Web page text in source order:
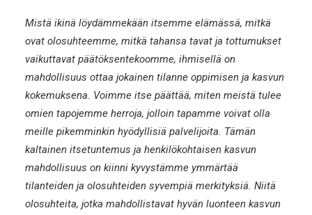
Mistä ikinä löydämmekään itsemme elämässä, mitkä
ovat olosuhteemme, mitkä tahansa tavat ja tottumukset
vaikuttavat päätöksentekoomme, ihmisellä on
mahdollisuus ottaa jokainen tilanne oppimisen ja kasvun
kokemuksena. Voimme itse päättää, miten meistä tulee
omien tapojemme herroja, jolloin tapamme voivat olla
meille pikemminkin hyödyllisiä palvelijoita. Tämän
kaltainen itsetuntemus ja henkilökohtaisen kasvun
mahdollisuus on kiinni kyvystämme ymmärtää
tilanteiden ja olosuhteiden syvempiä merkityksiä. Niitä
olosuhteita, jotka mahdollistavat hyvän luonteen kasvun